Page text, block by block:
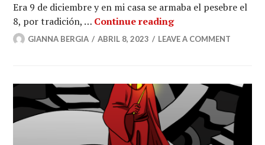
Era 9 de diciembre y en mi casa se armaba el pesebre el
8, por tradición, … Continue readingMi amiga
GIANNA BERGIA ABRIL 8, 2023 LEAVE A COMMENT